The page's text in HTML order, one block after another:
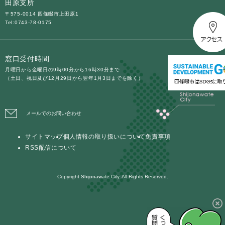
田原支所
〒575-0014 四條畷市上田原1
Tel:0743-78-0175
窓口受付時間
月曜日から金曜日の9時00分から16時30分まで
（土日、祝日及び12月29日から翌年1月3日までを除く）
メールでのお問い合わせ
サイトマップ個人情報の取り扱いについて免責事項
RSS配信について
Copyright Shijonawate City. All Rights Reserved.